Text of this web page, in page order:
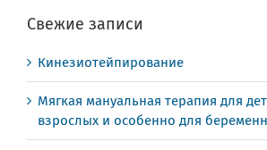
Свежие записи
Кинезиотейпирование
Мягкая мануальная терапия для
взрослых и особенно для